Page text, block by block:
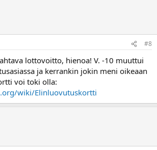
#8
lottovoitto, hienoa! V. -10 muuttui
ja kerrankin jokin meni oikeaan
voi toki olla:
wiki/Elinluovutuskortti